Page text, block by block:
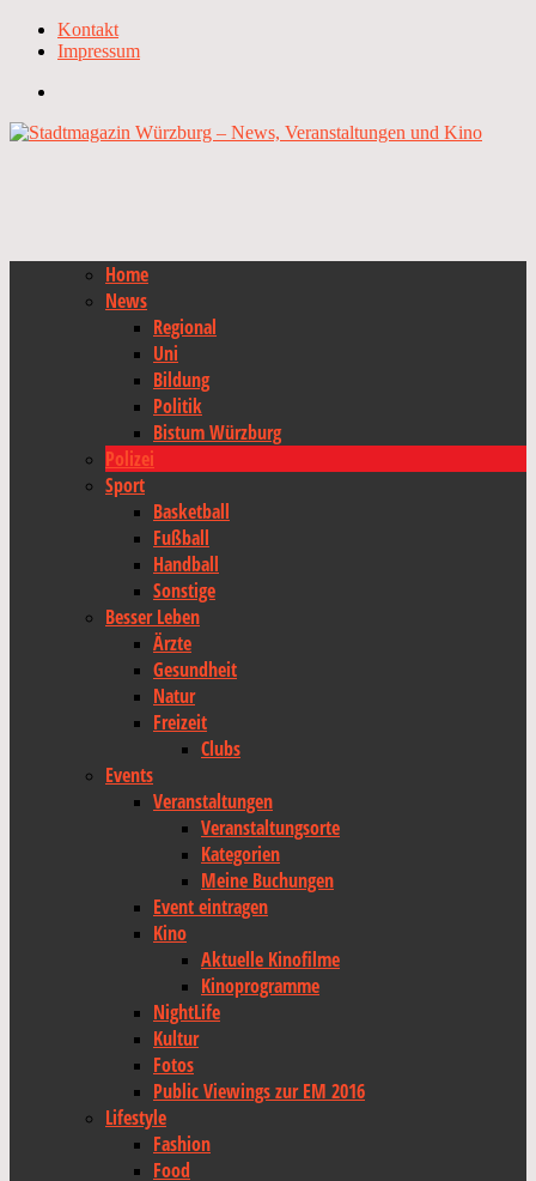
Kontakt
Impressum
Home
News
Regional
Uni
Bildung
Politik
Bistum Würzburg
Polizei
Sport
Basketball
Fußball
Handball
Sonstige
Besser Leben
Ärzte
Gesundheit
Natur
Freizeit
Clubs
Events
Veranstaltungen
Veranstaltungsorte
Kategorien
Meine Buchungen
Event eintragen
Kino
Aktuelle Kinofilme
Kinoprogramme
NightLife
Kultur
Fotos
Public Viewings zur EM 2016
Lifestyle
Fashion
Food